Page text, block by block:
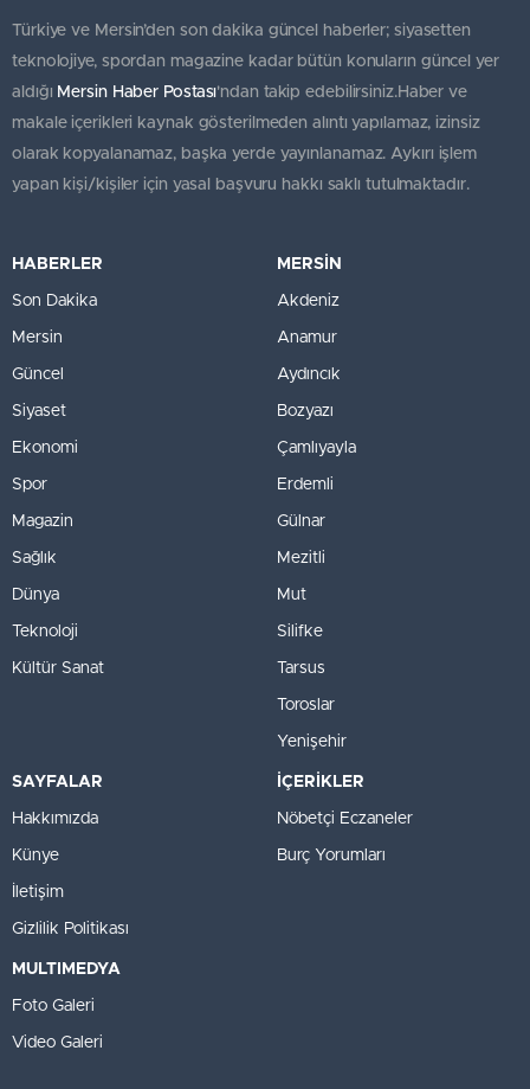
Türkiye ve Mersin’den son dakika güncel haberler; siyasetten
teknolojiye, spordan magazine kadar bütün konuların güncel yer
aldığı Mersin Haber Postası'ndan takip edebilirsiniz.Haber ve
makale içerikleri kaynak gösterilmeden alıntı yapılamaz, izinsiz
olarak kopyalanamaz, başka yerde yayınlanamaz. Aykırı işlem
yapan kişi/kişiler için yasal başvuru hakkı saklı tutulmaktadır.
HABERLER
Son Dakika
Mersin
Güncel
Siyaset
Ekonomi
Spor
Magazin
Sağlık
Dünya
Teknoloji
Kültür Sanat
MERSİN
Akdeniz
Anamur
Aydıncık
Bozyazı
Çamlıyayla
Erdemli
Gülnar
Mezitli
Mut
Silifke
Tarsus
Toroslar
Yenişehir
SAYFALAR
Hakkımızda
Künye
İletişim
Gizlilik Politikası
İÇERİKLER
Nöbetçi Eczaneler
Burç Yorumları
MULTIMEDYA
Foto Galeri
Video Galeri